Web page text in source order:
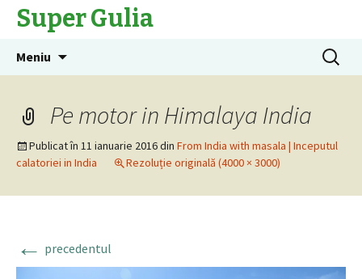
Super Gulia
Meniu
Caută
după:
Pe motor in Himalaya India
Publicat în 11 ianuarie 2016din From India with masala | Inceputul
calatoriei in India
Rezoluție originală (4000 × 3000)
← precedentul